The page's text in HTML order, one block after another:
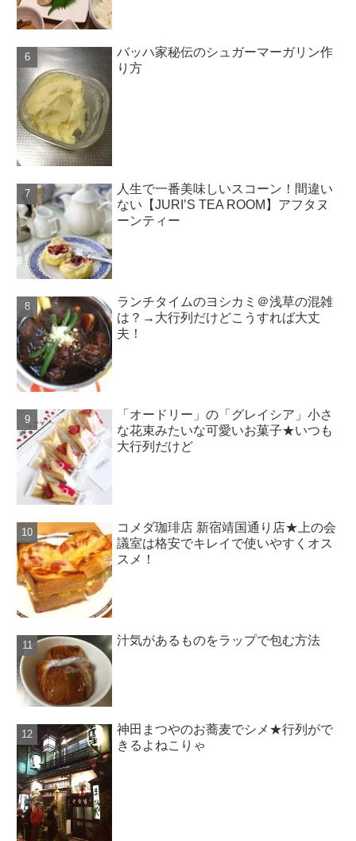
バッハ家秘伝のシュガーマーガリン作
り方
人生で一番美味しいスコーン！間違い
ない【JURI’S TEA ROOM】アフタヌ
ーンティー
ランチタイムのヨシカミ＠浅草の混雑
は？→大行列だけどこうすれば大丈
夫！
「オードリー」の「グレイシア」小さ
な花束みたいな可愛いお菓子★いつも
大行列だけど
コメダ珈琲店 新宿靖国通り店★上の会
議室は格安でキレイで使いやすくオス
スメ！
汁気があるものをラップで包む方法
神田まつやのお蕎麦でシメ★行列がで
きるよねこりゃ